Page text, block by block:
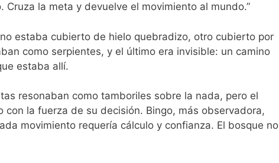
Cruza la meta y devuelve el movimiento al mundo.”
estaba cubierto de hielo quebradizo, otro cubierto por
como serpientes, y el último era invisible: un camino
estaba allí.
resonaban como tamboriles sobre la nada, pero el
con la fuerza de su decisión. Bingo, más observadora,
movimiento requería cálculo y confianza. El bosque no